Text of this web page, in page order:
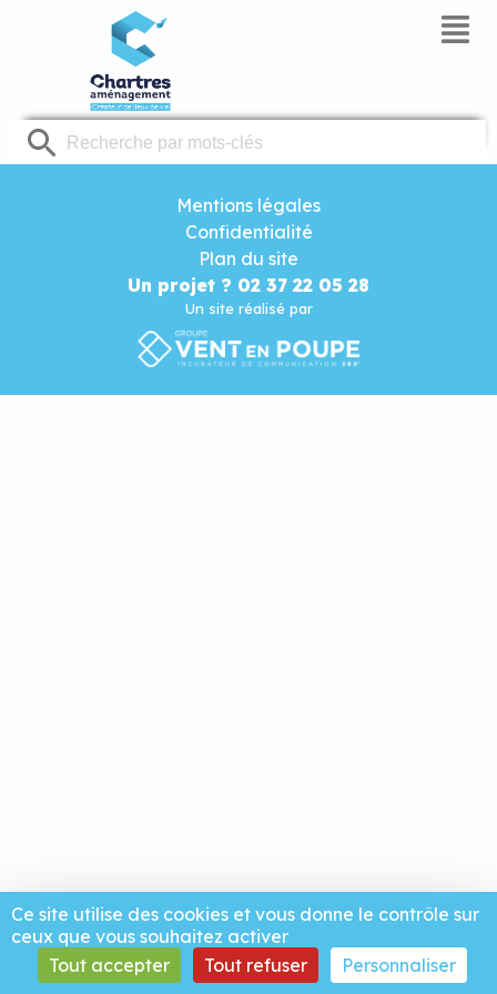
Mentions légales
Confidentialité
Plan du site
Un projet ? 02 37 22 05 28
Un site réalisé par
Panneau de gestion des cookies
Ce site utilise des cookies et vous donne le contrôle sur
ceux que vous souhaitez activer
Tout accepter
Tout refuser Personnaliser